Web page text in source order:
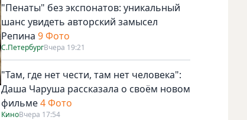
"Пенаты" без экспонатов: уникальный
шанс увидеть авторский замысел
Репина 9 Фото
С.ПетербургВчера 19:21
"Там, где нет чести, там нет человека":
Даша Чаруша рассказала о своём новом
фильме4 Фото
КиноВчера 17:54